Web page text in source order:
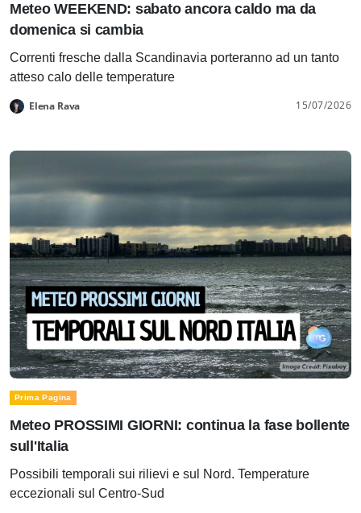
Meteo WEEKEND: sabato ancora caldo ma da
domenica si cambia
Correnti fresche dalla Scandinavia porteranno ad un tanto
atteso calo delle temperature
Elena Rava 15/07/2026
Prima Pagina
Meteo PROSSIMI GIORNI: continua la fase bollente
sull'Italia
Possibili temporali sui rilievi e sul Nord. Temperature
eccezionali sul Centro-Sud